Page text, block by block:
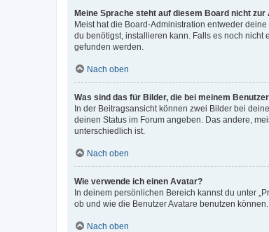
Meine Sprache steht auf diesem Board nicht zur
Meist hat die Board-Administration entweder
du benötigst, installieren kann. Falls es noch nicht
gefunden werden.
Nach oben
Was sind das für Bilder, die bei meinem
In der Beitragsansicht können zwei Bilder bei
deinen Status im Forum angeben. Das andere,
unterschiedlich ist.
Nach oben
Wie verwende ich einen Avatar?
In deinem persönlichen Bereich kannst du unter
ob und wie die Benutzer Avatare benutzen
Nach oben